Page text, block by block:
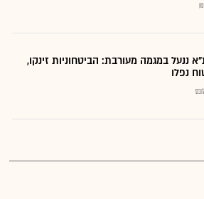
ננעל במגמה מעורבת: הביטחוניות זינקו,
נפלו